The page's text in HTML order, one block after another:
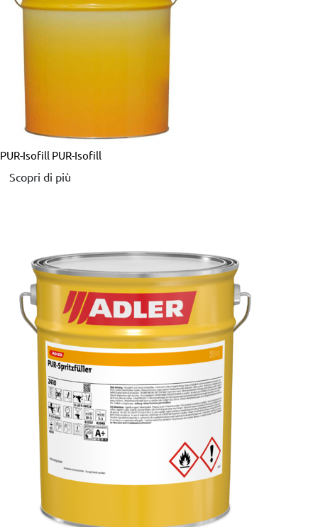
PUR-Isofill PUR-Isofill
Scopri di più